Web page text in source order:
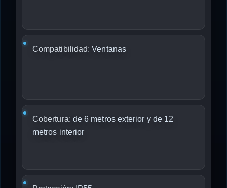
Compatibilidad: Ventanas
Cobertura: de 6 metros exterior y de 12
metros interior